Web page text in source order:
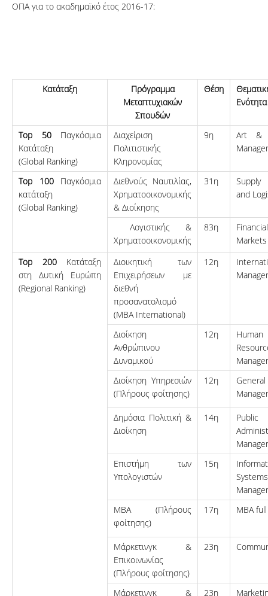
ΟΠΑ για το ακαδημαϊκό έτος 2016-17:
Κατάταξη
Πρόγραμμα
Μεταπτυχιακών
Σπουδών
Θέση
Ενότητα
Top 50Παγκόσμια
Κατάταξη
(Global Ranking)
Διαχείριση
Πολιτιστικής
Κληρονομίας
9η
Art &
Top 100Παγκόσμια
κατάταξη
(Global Ranking)
Διεθνούς Ναυτιλίας,
Χρηματοοικονομικής
& Διοίκησης
31η
and
Λογιστικής &
Χρηματοοικονομικής
83η
Financial
Markets
Top 200 Κατάταξη
στη Δυτική Ευρώπη
(Regional Ranking)
Διοικητική των
Επιχειρήσεων με
διεθνή
προσανατολισμό
(ΜΒΑ Ιnternational)
12η
Διοίκηση
Ανθρώπινου
Δυναμικού
12η
Human
Διοίκηση Υπηρεσιών
(Πλήρους φοίτησης)
12η
General
Δημόσια Πολιτική &
Διοίκηση
14η
Public
Επιστήμη των
Υπολογιστών
15η
Systems
MBA (Πλήρους
φοίτησης)
17η ΜΒΑ
Μάρκετινγκ &
Επικοινωνίας
(Πλήρους φοίτησης)
23η
Μάρκετινγκ & 23η